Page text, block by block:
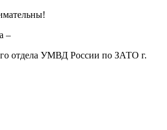
–
отдела УМВД России по ЗАТО г.